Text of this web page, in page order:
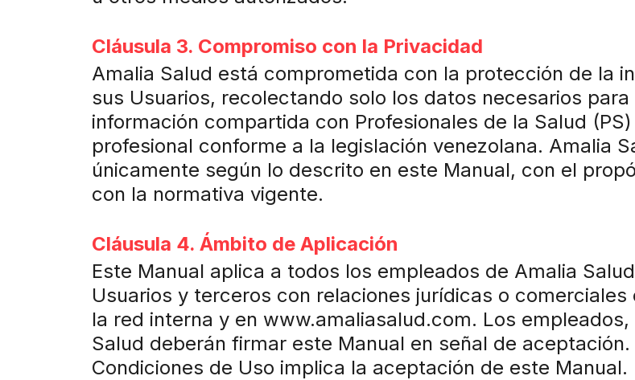
Cláusula 3. Compromiso con la Privacidad
Amalia Salud está comprometida con la protección de la
sus Usuarios, recolectando solo los datos necesarios
información compartida con Profesionales de la Salud
profesional conforme a la legislación venezolana. Amalia
únicamente según lo descrito en este Manual, con el
con la normativa vigente.
Cláusula 4. Ámbito de Aplicación
Este Manual aplica a todos los empleados de Amalia
Usuarios y terceros con relaciones jurídicas o
la red interna y en www.amaliasalud.com. Los
Salud deberán firmar este Manual en señal de
Condiciones de Uso implica la aceptación de este Manual.